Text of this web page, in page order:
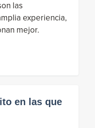
las
experiencia,
mejor.
en las que